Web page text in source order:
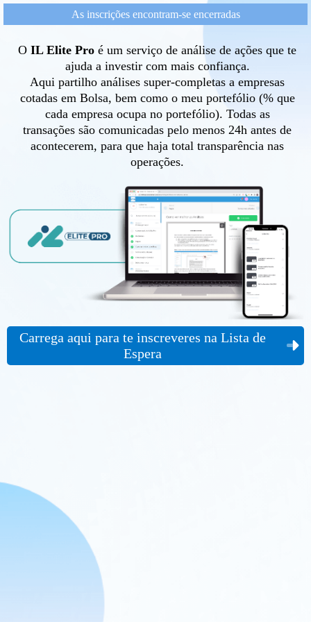
As inscrições encontram-se encerradas
O IL Elite Pro é um serviço de análise de ações que te
ajuda a investir com mais confiança.
Aqui partilho análises super-completas a empresas
cotadas em Bolsa, bem como o meu portefólio (% que
cada empresa ocupa no portefólio). Todas as
transações são comunicadas pelo menos 24h antes de
acontecerem, para que haja total transparência nas
operações.
Carrega aqui para te inscreveres na Lista de
Espera